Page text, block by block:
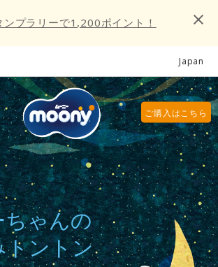
ンプラリーで1,200ポイント！
Japan
ご購入はこちら
ゃんの
ントン